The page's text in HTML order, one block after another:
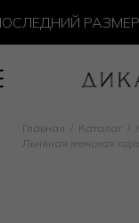
РАЗМЕР•
Главная Каталог
Льняная женская